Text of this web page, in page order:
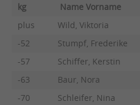
kg Name Vorname
plus
Wild, Viktoria
-52
Stumpf, Frederike
-57
Schiffer, Kerstin
-63
Baur, Nora
-70
Schleifer, Nina